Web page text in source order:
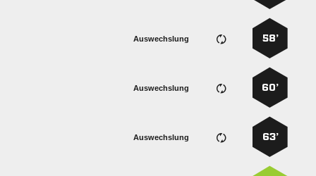
58’
Auswechslung
60’
Auswechslung
63’
Auswechslung